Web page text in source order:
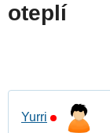
oteplí
Yurri